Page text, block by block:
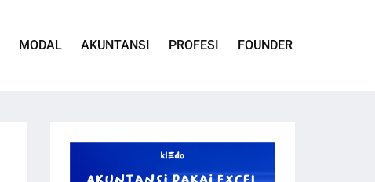
MODAL AKUNTANSI PROFESI FOUNDER